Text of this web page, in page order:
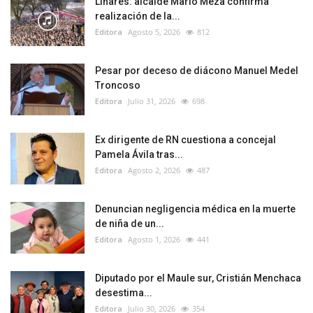
realización de la...
Editora Agosto 5, 2026 812
Pesar por deceso de diácono Manuel Medel
Troncoso
Editora Julio 31, 2026 698
Ex dirigente de RN cuestiona a concejal
Pamela Ávila tras...
Editora Agosto 2, 2026 487
Denuncian negligencia médica en la muerte
de niña de un...
Editora Agosto 1, 2026 441
Diputado por el Maule sur, Cristián Menchaca
desestima...
Editora Julio 30, 2026 354